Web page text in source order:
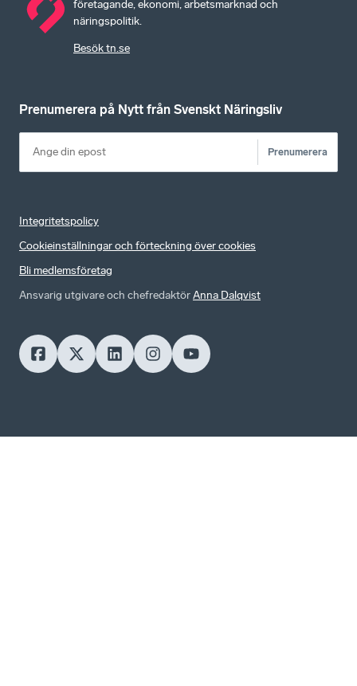
företagande, ekonomi, arbetsmarknad och
näringspolitik.
Besök tn.se
Prenumerera på Nytt från Svenskt Näringsliv
Prenumerera
Integritetspolicy
Cookieinställningar och förteckning över cookies
Bli medlemsföretag
Ansvarig utgivare och chefredaktörAnna Dalqvist